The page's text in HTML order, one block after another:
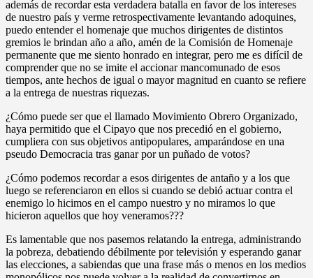
además de recordar esta verdadera batalla en favor de los intereses
de nuestro país y verme retrospectivamente levantando adoquines,
puedo entender el homenaje que muchos dirigentes de distintos
gremios le brindan año a año, amén de la Comisión de Homenaje
permanente que me siento honrado en integrar, pero me es difícil de
comprender que no se imite el accionar mancomunado de esos
tiempos, ante hechos de igual o mayor magnitud en cuanto se refiere
a la entrega de nuestras riquezas.
¿Cómo puede ser que el llamado Movimiento Obrero Organizado,
haya permitido que el Cipayo que nos precedió en el gobierno,
cumpliera con sus objetivos antipopulares, amparándose en una
pseudo Democracia tras ganar por un puñado de votos?
¿Cómo podemos recordar a esos dirigentes de antaño y a los que
luego se referenciaron en ellos si cuando se debió actuar contra el
enemigo lo hicimos en el campo nuestro y no miramos lo que
hicieron aquellos que hoy veneramos???
Es lamentable que nos pasemos relatando la entrega, administrando
la pobreza, debatiendo débilmente por televisión y esperando ganar
las elecciones, a sabiendas que una frase más o menos en los medios